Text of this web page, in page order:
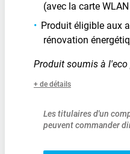
(avec la carte
Produit éligible aux
rénovation
Produit soumis à l'eco
+ de détails
Les titulaires d'un
peuvent commander